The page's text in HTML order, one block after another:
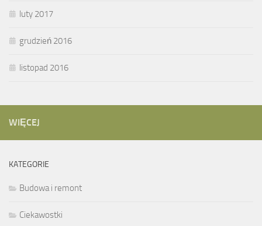
luty 2017
grudzień 2016
listopad 2016
WIĘCEJ
KATEGORIE
Budowa i remont
Ciekawostki